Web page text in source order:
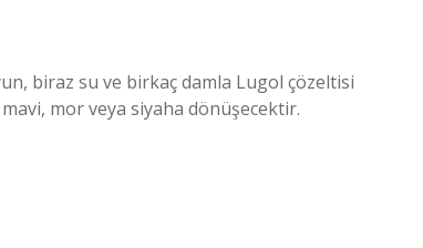
biraz su ve birkaç damla Lugol çözeltisi
mor veya siyaha dönüşecektir.